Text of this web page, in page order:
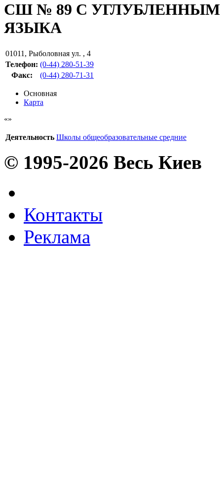
СШ № 89 С
ЯЗЫКА
01011 , Рыболовная ул. , 4
Телефон: (0-44) 280-51-39
Факс: (0-44) 280-71-31
Основная
Карта
Деятельность Школы общеобразовательные средние
© 1995-2026 Весь Киев
Контакты
Реклама